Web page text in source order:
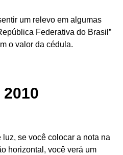
um relevo em algumas
Federativa do Brasil”
o valor da cédula.
se você colocar a nota na
horizontal, você verá um